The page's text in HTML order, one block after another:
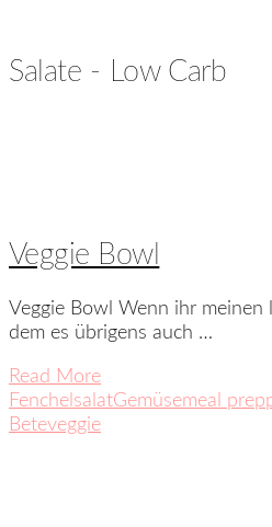
Salate - Low Carb
Veggie Bowl
Veggie Bowl Wenn ihr meinen
dem es übrigens auch …
Read More
FenchelsalatGemüsemeal
Beteveggie